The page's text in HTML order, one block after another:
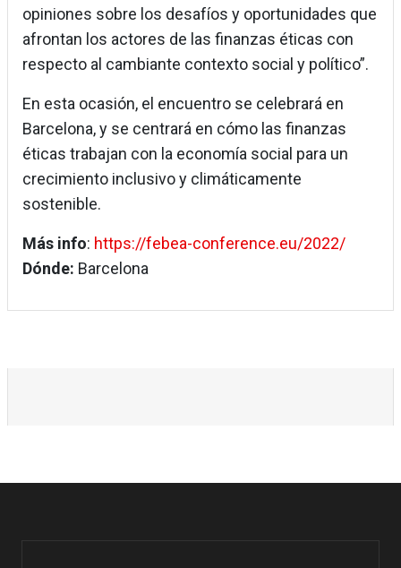
opiniones sobre los desafíos y oportunidades que
afrontan los actores de las finanzas éticas con
respecto al cambiante contexto social y político”.
En esta ocasión, el encuentro se celebrará en
Barcelona, y se centrará en cómo las finanzas
éticas trabajan con la economía social para un
crecimiento inclusivo y climáticamente
sostenible.
Más info: https://febea-conference.eu/2022/
Dónde: Barcelona